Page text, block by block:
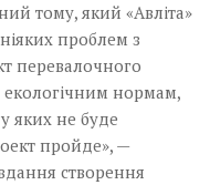
тому, який «Авліта»
проблем з
перевалочного
екологічним нормам,
яких не буде
пройде», —
створення